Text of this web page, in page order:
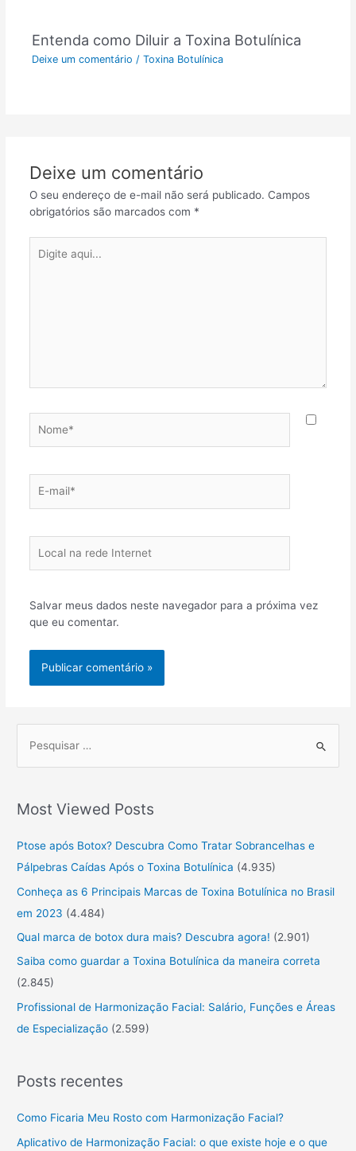
Entenda como Diluir a Toxina Botulínica
Deixe um comentário /Toxina Botulínica
Deixe um comentário
O seu endereço de e-mail não será publicado. Campos
obrigatórios são marcados com *
aqui...
mail*
na
Salvar meus dados neste navegador para a próxima vez
que eu comentar.
r
c
r
:
Most Viewed Posts
Ptose após Botox? Descubra Como Tratar Sobrancelhas e
Pálpebras Caídas Após o Toxina Botulínica (4.935)
Conheça as 6 Principais Marcas de Toxina Botulínica no Brasil
em 2023 (4.484)
Qual marca de botox dura mais? Descubra agora! (2.901)
Saiba como guardar a Toxina Botulínica da maneira correta
(2.845)
Profissional de Harmonização Facial: Salário, Funções e Áreas
de Especialização (2.599)
Posts recentes
Como Ficaria Meu Rosto com Harmonização Facial?
Aplicativo de Harmonização Facial: o que existe hoje e o que